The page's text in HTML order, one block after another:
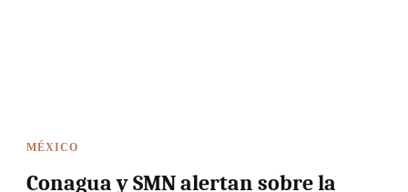
MÉXICO
Conagua y SMN alertan sobre la